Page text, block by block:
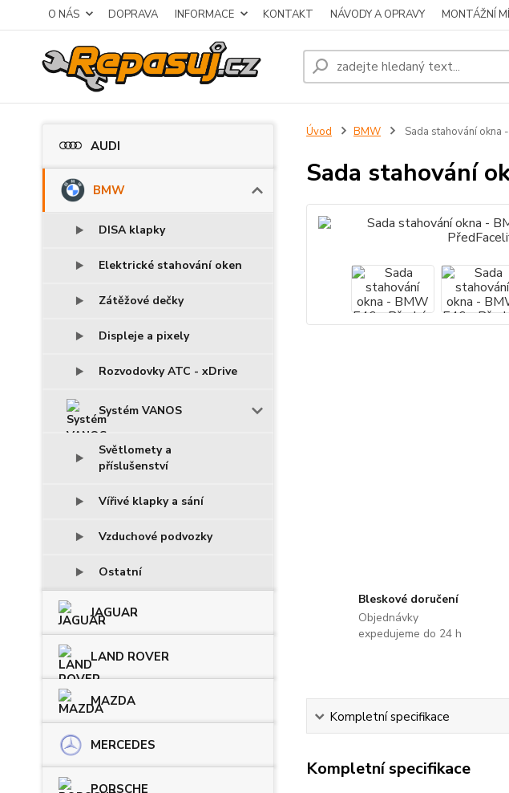
O NÁS DOPRAVA INFORMACE KONTAKT NÁVODY A OPRAVY MONTÁŽNÍ
AUDI
BMW
DISA klapky
Elektrické stahování oken
Zátěžové dečky
Displeje a pixely
Rozvodovky ATC - xDrive
Systém VANOS
Světlomety a
příslušenství
Vířivé klapky a sání
Vzduchové podvozky
Ostatní
JAGUAR
LAND ROVER
MAZDA
MERCEDES
PORSCHE
Úvod BMW Sada stahování okna
Sada stahování
Bleskové doručení
Objednávky
expedujeme do 24 h
Kompletní specifikace
Kompletní specifikace